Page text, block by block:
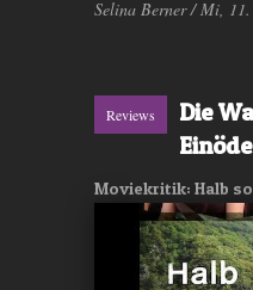
Selina Berner / Mi, 11.
Reviews
Die
Einöde
Moviekritik: Halb